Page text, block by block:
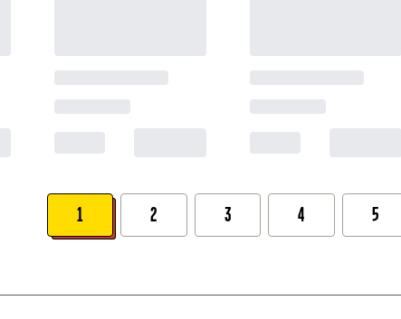
1 2 3 4 5